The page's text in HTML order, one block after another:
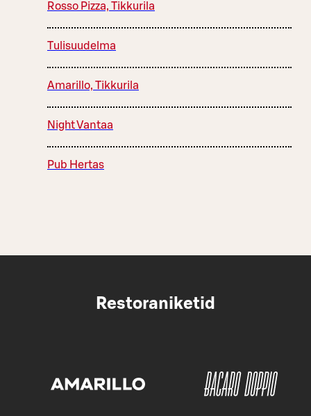
Rosso Pizza, Tikkurila
Tulisuudelma
Amarillo, Tikkurila
Night Vantaa
Pub Hertas
Restoraniketid